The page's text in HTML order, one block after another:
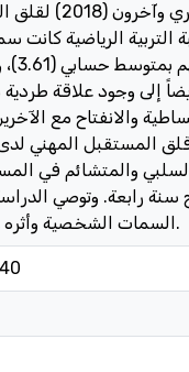
سعادة وشاهين
حسابي (3.77). وأشارت النتائج
والانفتاح مع
المستقبل المهني لدى
والمتشائم في
سنة رابعة. وتوصي
السمات الشخصية وأثره على خفض المستقبل المهني لدى طلبة الجامعة.